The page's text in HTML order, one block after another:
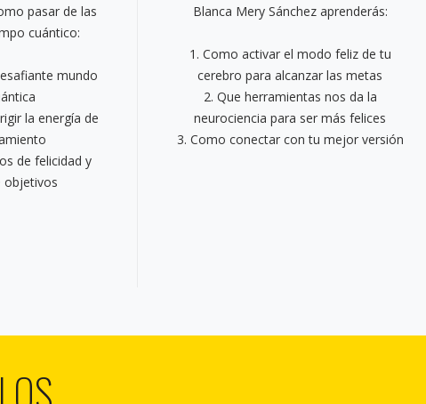
pasar de las
cuántico:
mundo
la energía de
de felicidad y
objetivos
Blanca Mery Sánchez aprenderás:
1. Como activar el modo feliz de tu
cerebro para alcanzar las metas
2. Que herramientas nos da la
neurociencia para ser más felices
3. Como conectar con tu mejor versión